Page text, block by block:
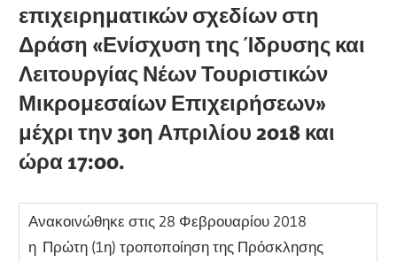
επιχειρηματικών σχεδίων στη
Δράση «Ενίσχυση της Ίδρυσης και
Λειτουργίας Νέων Τουριστικών
Μικρομεσαίων Επιχειρήσεων»
μέχρι την 30η Απριλίου 2018 και
ώρα 17:00.
Ανακοινώθηκε στις 28 Φεβρουαρίου 2018
η Πρώτη (1η) τροποποίηση της Πρόσκλησης